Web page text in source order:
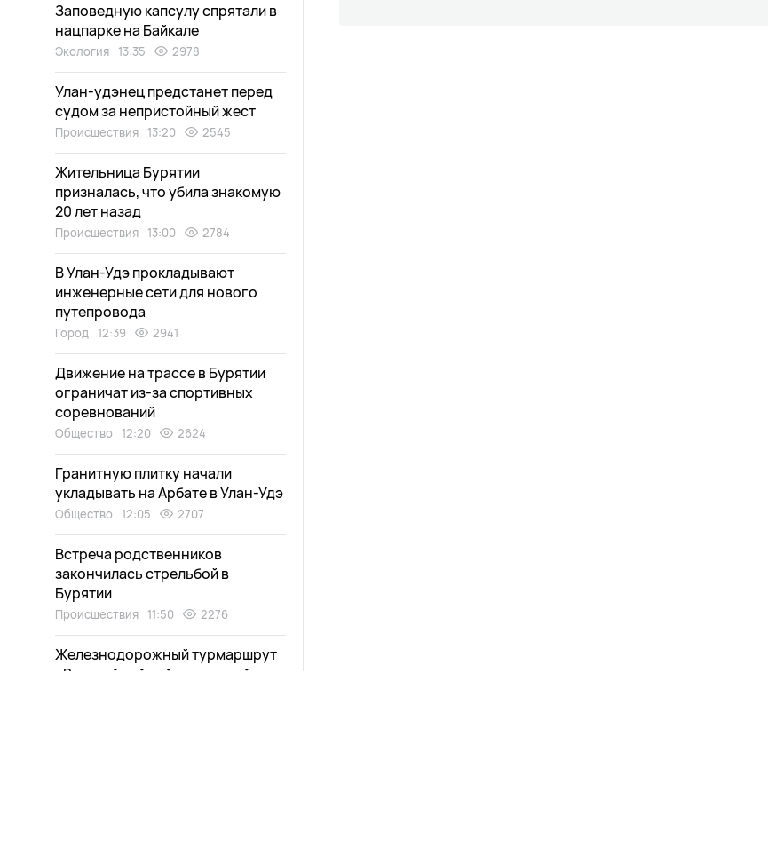
Заповедную капсулу спрятали в
нацпарке на Байкале
Экология 13:35 2978
Улан-удэнец предстанет перед
судом за непристойный жест
Происшествия 13:20 2545
Жительница Бурятии
призналась, что убила знакомую
20 лет назад
Происшествия 13:00 2784
В Улан-Удэ прокладывают
инженерные сети для нового
путепровода
Город 12:39 2941
Движение на трассе в Бурятии
ограничат из-за спортивных
соревнований
Общество 12:20 2624
Гранитную плитку начали
укладывать на Арбате в Улан-Удэ
Общество 12:05 2707
Встреча родственников
закончилась стрельбой в
Бурятии
Происшествия 11:50 2276
Железнодорожный турмаршрут
«Великий чайный путь» пройдет